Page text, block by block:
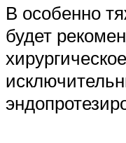
В особенно
будет